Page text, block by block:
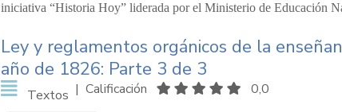
iniciativa “Historia Hoy” liderada por el Ministerio de Educación
Ley y reglamentos orgánicos de la
año de 1826: Parte 3 de 3
Textos | Calificación 0,0